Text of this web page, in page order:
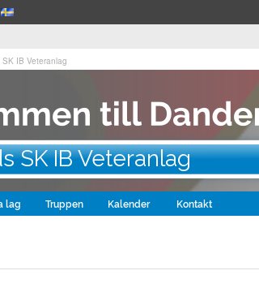
SK IB Veteranlag
SK IB Veteranlag
lag Truppen Kalender Kontakt